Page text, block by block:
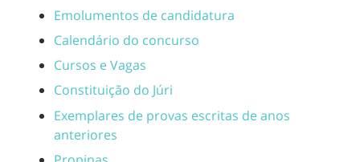
Emolumentos de candidatura
Calendário do concurso
Cursos e Vagas
Constituição do Júri
Exemplares de provas escritas de anos
anteriores